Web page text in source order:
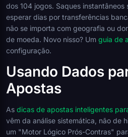
dos 104 jogos. Saques instantâneos
esperar dias por transferências
não se importa com geografia ou
de moeda. Novo nisso? Um guia de
configuração.
Usando Dados
Apostas
As dicas de apostas inteligentes
vêm da análise sistemática, não de
um "Motor Lógico Prós-Contras"